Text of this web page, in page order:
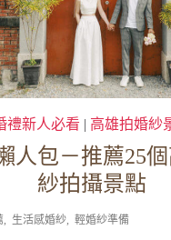
禮新人必看 | 高雄拍婚紗
人包－推薦25
紗拍攝景點
, 生活感婚紗, 輕婚紗準備